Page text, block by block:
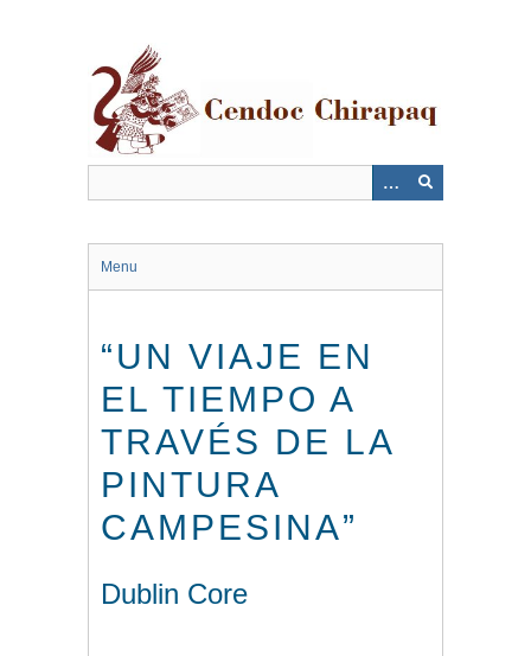
Menu
“UN VIAJE EN
EL TIEMPO A
TRAVÉS DE LA
PINTURA
CAMPESINA”
Dublin Core